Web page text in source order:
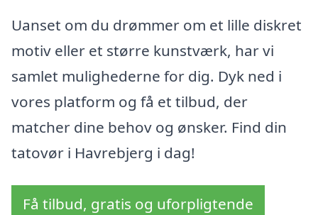
Uanset om du drømmer om et lille diskret
motiv eller et større kunstværk, har vi
samlet mulighederne for dig. Dyk ned i
vores platform og få et tilbud, der
matcher dine behov og ønsker. Find din
tatovør i Havrebjerg i dag!
Få tilbud, gratis og uforpligtende